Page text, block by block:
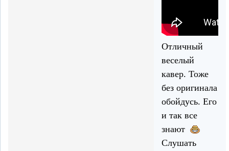
Отличный
веселый
кавер. Тоже
без оригинала
обойдусь. Его
и так все
знают
Слушать